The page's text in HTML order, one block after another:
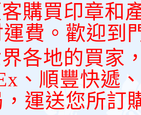
購買印章和
運費。歡迎到
各地的買家
、順豐快遞
，運送您所訂